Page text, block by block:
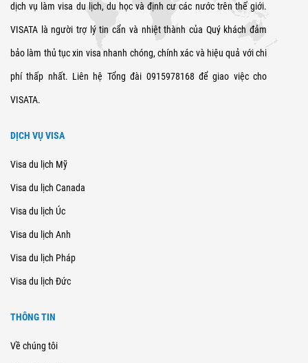
dịch vụ làm visa du lịch, du học và định cư các nước trên thế giới.
VISATA là người trợ lý tin cẩn và nhiệt thành của Quý khách đảm
bảo làm thủ tục xin visa nhanh chóng, chính xác và hiệu quả với chi
phí thấp nhất. Liên hệ Tổng đài 0915978168 để giao việc cho
VISATA.
DỊCH VỤ VISA
Visa du lịch Mỹ
Visa du lịch Canada
Visa du lịch Úc
Visa du lịch Anh
Visa du lịch Pháp
Visa du lịch Đức
THÔNG TIN
Về chúng tôi